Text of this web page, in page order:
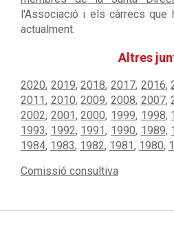
l'Associació i els càrrecs que
actualment.
Altres
2020, 2019,2018, 2017, 2016,
2011, 2010,2009, 2008, 2007,
2002, 2001,2000, 1999, 1998,
1993, 1992, 1991, 1990, 1989,
1984, 1983, 1982, 1981, 1980,
Comissió consultiva